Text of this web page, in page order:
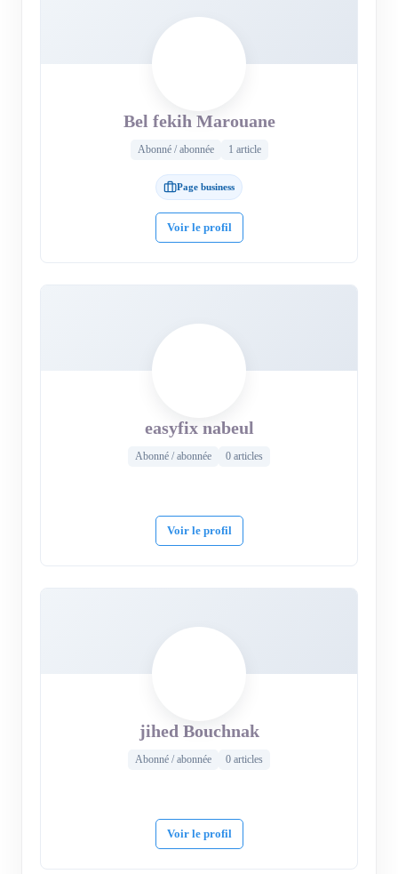
Bel fekih Marouane
Abonné / abonnée 1 article
Page business
Voir le profil
easyfix nabeul
Abonné / abonnée 0 articles
Voir le profil
jihed Bouchnak
Abonné / abonnée 0 articles
Voir le profil